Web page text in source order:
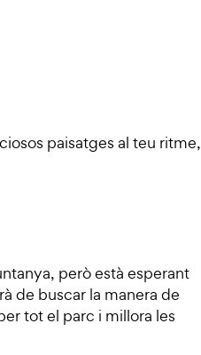
paisatges al teu ritme,
però està esperant
de buscar la manera de
tot el parc i millora les